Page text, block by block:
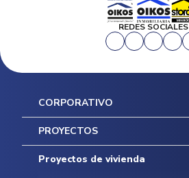
REDES SOCIALES
CORPORATIVO
Inicio
Postventas
Contratación Directa
PROYECTOS
Proyectos de vivienda